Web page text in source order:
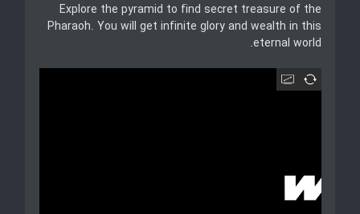
Explore the pyramid to find secret treasure of the
Pharaoh. You will get infinite glory and wealth in this
eternal world.